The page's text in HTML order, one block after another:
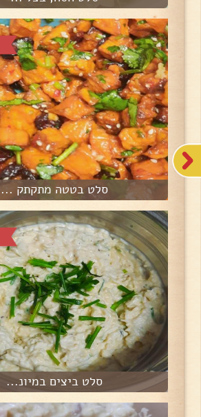
סלט בטטה מתקתק ...
סלט ביצים במיונ...